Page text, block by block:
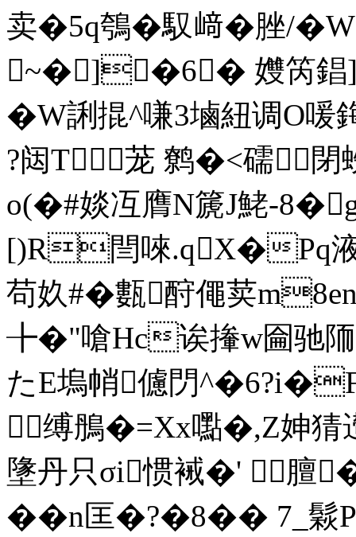
卖�5q鴮�馭﨑�脞/
~�]�6� 孇笍錩
�W誗掍^嗛3塷紐调O喛
?闼T茏 鹩�<礝
o(�#婒冱 膺N篪J鮱-
[)R閆唻.qX�Pq液
苟奺#�甊酧僶荬
╊�"嗆Hc诶撪w圇驰陑
たE塢帩儢閁
缚鴅�=Xx嚸�,Z妽猜
墬丹只σi惯裓�' 膻
��n匡�?�8�� 7_鬏